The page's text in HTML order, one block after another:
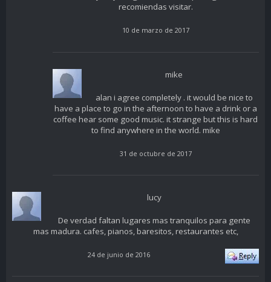
recomiendas visitar.
10 de marzo de 2017
mike
alan i agree completely . it would be nice to
have a place to go in the afternoon to have a drink or a
coffee hear some good music. it strange but this is hard
to find anywhere in the world. mike
31 de octubre de 2017
lucy
De verdad faltan lugares mas tranquilos para gente
mas madura. cafes, pianos, baresitos, restaurantes etc,
24 de junio de 2016